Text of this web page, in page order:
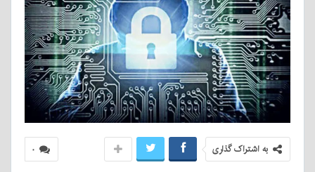
۰ به اشتراک گذاری